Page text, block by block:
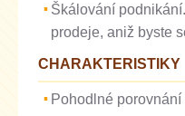
Škálování
prodeje, aniž byste
CHARAKTERISTIKY
Pohodlné porovnání